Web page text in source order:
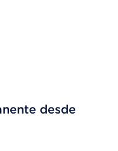
desde